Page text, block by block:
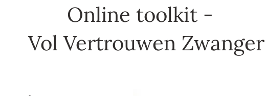
Online toolkit -
Vol Vertrouwen Zwanger